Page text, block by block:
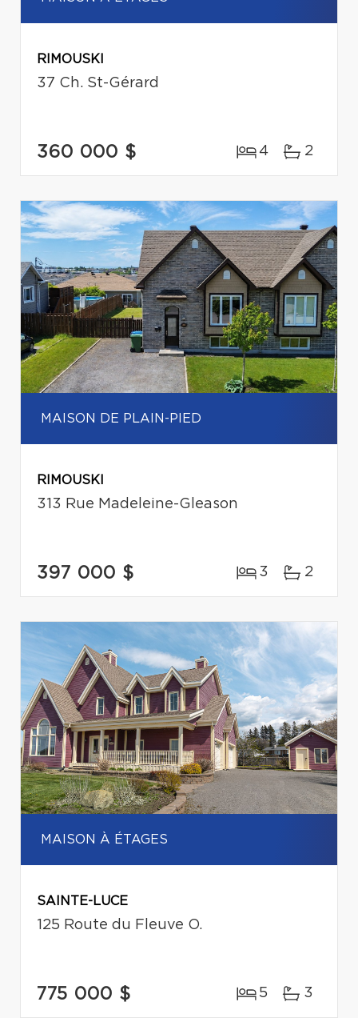
RIMOUSKI
37 Ch. St-Gérard
360 000 $ 4 2
MAISON DE PLAIN-PIED
RIMOUSKI
313 Rue Madeleine-Gleason
397 000 $ 3 2
MAISON À ÉTAGES
SAINTE-LUCE
125 Route du Fleuve O.
775 000 $ 5 3